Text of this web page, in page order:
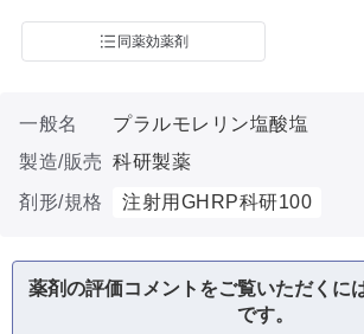
同薬効薬剤
一般名
プラルモレリン塩酸塩
製造/販売 科研製薬
剤形/規格
注射用GHRP科研100
薬剤の評価コメントをご覧いただくに
です。